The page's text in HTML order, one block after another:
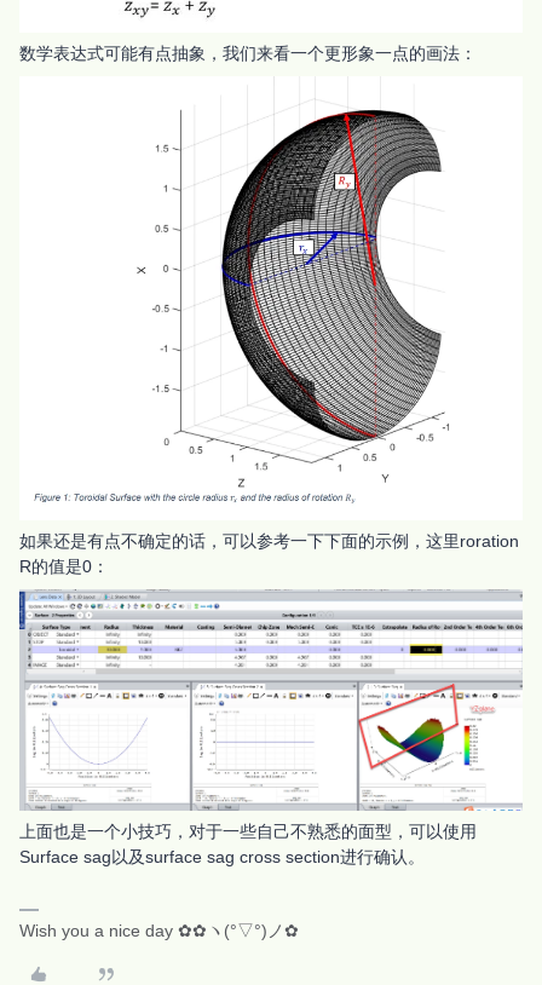
数学表达式可能有点抽象，我们来看一个更形象一点的画法：
如果还是有点不确定的话，可以参考一下下面的示例，这里roration
R的值是0：
上面也是一个小技巧，对于一些自己不熟悉的面型，可以使用
Surface sag以及surface sag cross section进行确认。
Wish you a nice day ✿✿ヽ(°▽°)ノ✿